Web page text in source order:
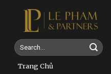
content
Trang Chủ